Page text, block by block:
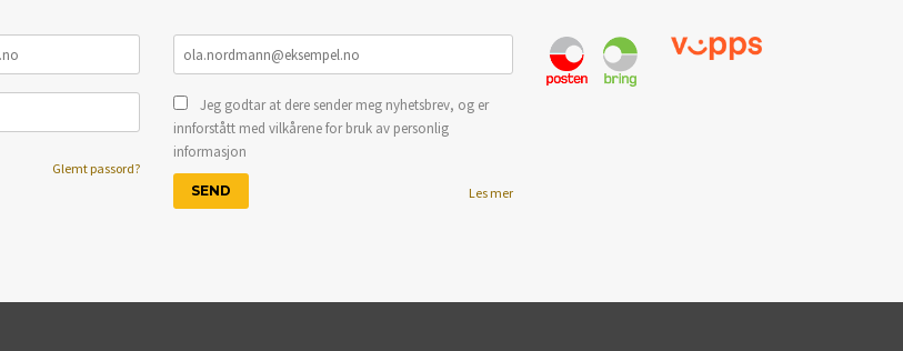
Glemt passord?
Jeg godtar at dere sender meg nyhetsbrev, og er
innforstått med vilkårene for bruk av personlig
informasjon
Les mer